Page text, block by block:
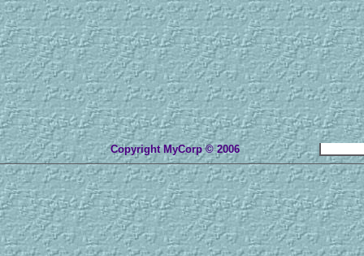
Copyright MyCorp © 2006